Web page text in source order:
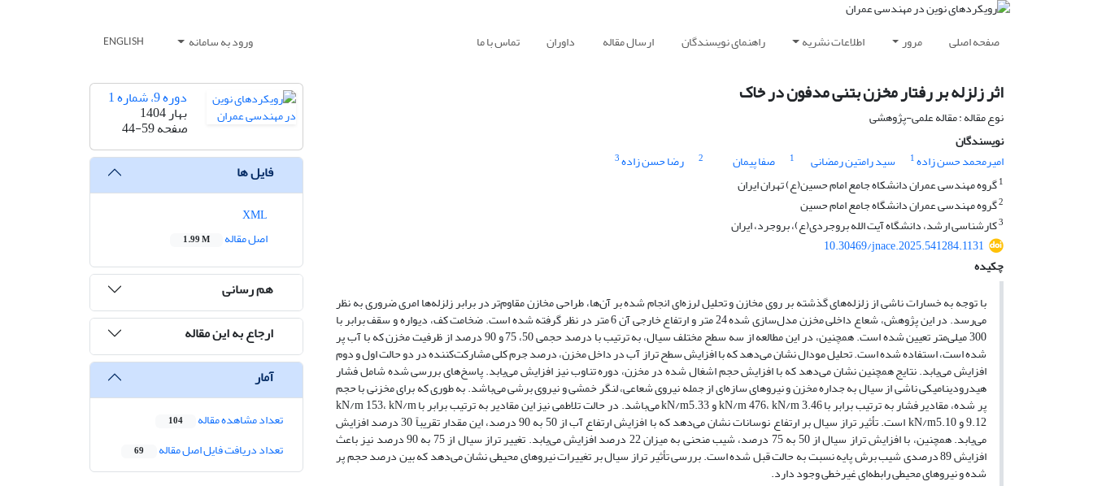
صفحه اصلی مرور اطلاعات نشریه راهنمای نویسندگان ارسال مقاله داوران تماس با ما ورود به سامانه ENGLISH
اثر زلزله بر رفتار مخزن بتنی مدفون در خاک
نوع مقاله : مقاله علمی-پژوهشی
نویسندگان
امیرمحمد حسن زاده1 سید رامتین رمضانی 1 صفا پیمان 2 رضا حسن زاده3
1گروه مهندسی عمران دانشکاه جامع امام حسین(ع) تهران ایران
2گروه مهندسی عمران دانشگاه جامع امام حسین
3کارشناسی ارشد، دانشگاه آیت الله بروجردی(ع)، بروجرد، ایران
10.30469/jnace.2025.541284.1131
چکیده
با توجه به خسارات ناشی از زلزله‌های گذشته بر روی مخازن و تحلیل لرزه‌ای انجام شده بر آن‌ها، طراحی مخازن مقاوم‌تر در برابر زلزله‌ها امری ضروری به نظر
می‌رسد. در این پژوهش، شعاع داخلی مخزن مدل‌سازی شده 24 متر و ارتفاع خارجی آن 6 متر در نظر گرفته شده است. ضخامت کف، دیواره و سقف برابر با
300 میلی‌متر تعیین شده است. همچنین، در این مطالعه از سه سطح مختلف سیال، به ترتیب با درصد حجمی 50، 75 و 90 درصد از ظرفیت مخزن که با آب پر
شده است، استفاده شده است. تحلیل مودال نشان می‌دهد که با افزایش سطح تراز آب در داخل مخزن، درصد جرم کلی مشارکت‌کننده در دو حالت اول و دوم
افزایش می‌یابد. نتایج همچنین نشان می‌دهد که با افزایش حجم اشغال شده در مخزن، دوره تناوب نیز افزایش می‌یابد. پاسخ‌های بررسی شده شامل فشار
هیدرودینامیکی ناشی از سیال به جداره مخزن و نیروهای سازه‌ای از جمله نیروی شعاعی، لنگر خمشی و نیروی برشی می‌باشد. به طوری که برای مخزنی با حجم
پر شده، مقادیر فشار به ترتیب برابر با kN/m ‌476، kN/m ‌3.46 و kN/m5.33 می‌باشد. در حالت تلاطمی نیز این مقادیر به ترتیب برابر با kN/m 153، kN/m
9.12 و kN/m5.10 است. تأثیر تراز سیال بر ارتفاع نوسانات نشان می‌دهد که با افزایش ارتفاع آب از 50 به 90 درصد، این مقدار تقریباً 30 درصد افزایش
می‌یابد. همچنین، با افزایش تراز سیال از 50 به 75 درصد، شیب منحنی به میزان 22 درصد افزایش می‌یابد. تغییر تراز سیال از 75 به 90 درصد نیز باعث
افزایش 89 درصدی شیب برش پایه نسبت به حالت قبل شده است. بررسی تأثیر تراز سیال بر تغییرات نیروهای محیطی نشان می‌دهد که بین درصد حجم پر
شده و نیروهای محیطی رابطه‌ای غیرخطی وجود دارد.
دوره 9، شماره 1
بهار 1404
صفحه44-59
فایل ها
اصل مقاله
1.99 M
هم رسانی
ارجاع به این مقاله
آمار
تعداد مشاهده مقاله 104
تعداد دریافت فایل اصل مقاله 69